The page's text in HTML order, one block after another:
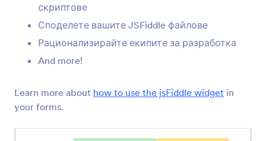
скриптове
Споделете вашите JSFiddle файлове
Рационализирайте екипите за разработка
And more!
Learn more about how to use the jsFiddle widget in
your forms.
Подниз
Извлечете набор от знаци от друго формово
Squire Редактор
Добавете мощен текстов редактор към